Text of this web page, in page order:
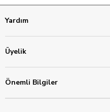
Yardım
Üyelik
Önemli Bilgiler